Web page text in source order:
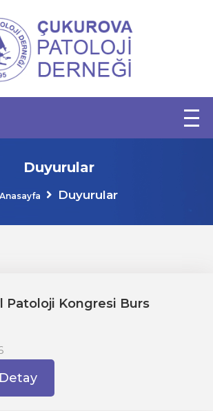
Duyurular
Anasayfa Duyurular
Patoloji Kongresi Burs